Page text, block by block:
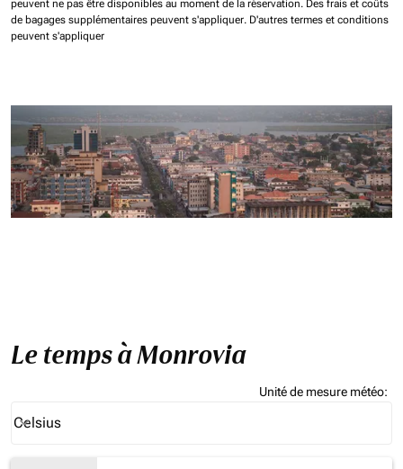
peuvent ne pas être disponibles au moment de la réservation. Des frais et coûts
de bagages supplémentaires peuvent s'appliquer. D'autres termes et conditions
peuvent s'appliquer
Le temps à Monrovia
Unité de mesure météo:
Celsius
keyboard_arrow_down